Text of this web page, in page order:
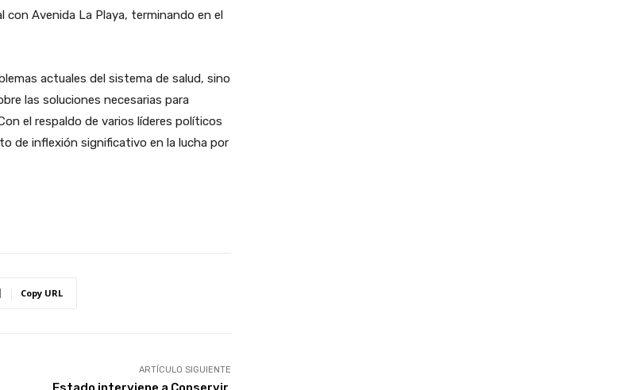
con Avenida La Playa, terminando en el
actuales del sistema de salud, sino
las soluciones necesarias para
el respaldo de varios líderes políticos
de inflexión significativo en la lucha por
Copy URL
ARTÍCULO SIGUIENTE